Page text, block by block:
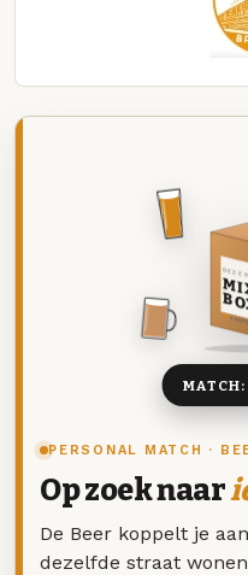
PERSONAL MATCH ·
Op zoek naar
De Beer koppelt je
dezelfde straat
DEZE
8